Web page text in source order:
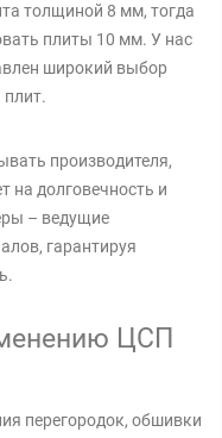
толщиной 8 мм, тогда
плиты 10 мм. У нас
широкий выбор
производителя,
на долговечность и
– ведущие
гарантируя
ЦСП
перегородок, обшивки